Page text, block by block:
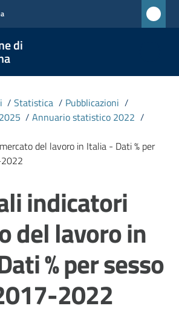
di
/ Statistica / Pubblicazioni /
/ Annuario statistico 2022 /
del lavoro in Italia - Dati % per
indicatori
del lavoro in
% per sesso
2022